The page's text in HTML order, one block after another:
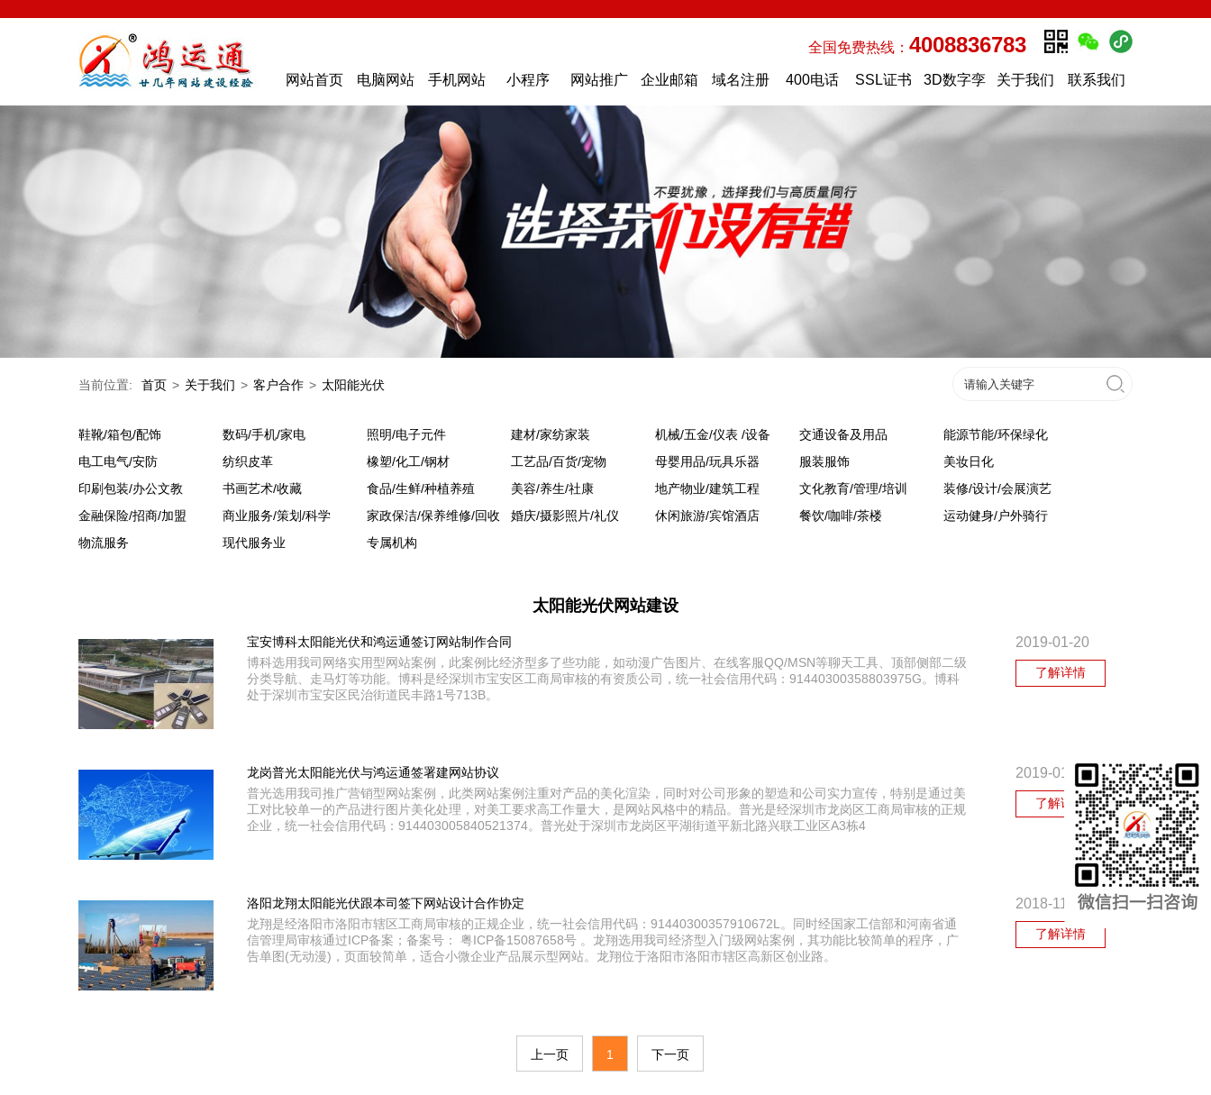
全国免费热线： 4008836783
网站首页 电脑网站 手机网站 小程序 网站推广 企业邮箱 域名注册 400电话 SSL证书 3D数字孪 关于我们 联系我们
当前位置: 首页 > 关于我们 > 客户合作 > 太阳能光伏
鞋靴/箱包/配饰 数码/手机/家电 照明/电子元件 建材/家纺家装 机械/五金/仪表 /设备 交通设备及用品
能源节能/环保绿化
电工电气/安防
纺织皮革 橡塑/化工/钢材 工艺品/百货/宠物 母婴用品/玩具乐器 服装服饰
美妆日化
印刷包装/办公文教
书画艺术/收藏 食品/生鲜/种植养殖 美容/养生/社康 地产物业/建筑工程 文化教育/管理/培训
装修/设计/会展演艺
金融保险/招商/加盟
商业服务/策划/科学 家政保洁/保养维修/回收 婚庆/摄影照片/礼仪 休闲旅游/宾馆酒店 餐饮/咖啡/茶楼
运动健身/户外骑行
物流服务
现代服务业 专属机构
太阳能光伏网站建设
宝安博科太阳能光伏和鸿运通签订网站制作合同 2019-01-20
了解详情
博科选用我司网络实用型网站案例，此案例比经济型多了些功能，如动漫广告图片、在线客服QQ/MSN等聊天工具、顶部侧部二级
分类导航、走马灯等功能。博科是经深圳市宝安区工商局审核的有资质公司，统一社会信用代码：91440300358803975G。博科
处于深圳市宝安区民治街道民丰路1号713B。
龙岗普光太阳能光伏与鸿运通签署建网站协议 2019-01-16
了解详情
普光选用我司推广营销型网站案例，此类网站案例注重对产品的美化渲染，同时对公司形象的塑造和公司实力宣传，特别是通过美
工对比较单一的产品进行图片美化处理，对美工要求高工作量大，是网站风格中的精品。普光是经深圳市龙岗区工商局审核的正规
企业，统一社会信用代码：914403005840521374。普光处于深圳市龙岗区平湖街道平新北路兴联工业区A3栋4
洛阳龙翔太阳能光伏跟本司签下网站设计合作协定 2018-11-20
了解详情
龙翔是经洛阳市洛阳市辖区工商局审核的正规企业，统一社会信用代码：91440300357910672L。同时经国家工信部和河南省通
信管理局审核通过ICP备案；备案号： 粤ICP备15087658号 。龙翔选用我司经济型入门级网站案例，其功能比较简单的程序，广
告单图(无动漫)，页面较简单，适合小微企业产品展示型网站。龙翔位于洛阳市洛阳市辖区高新区创业路。
上一页 1 下一页